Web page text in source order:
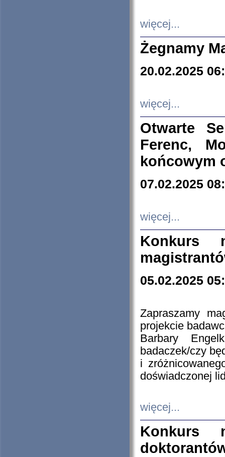
więcej...
Żegnamy
20.02.2025
więcej...
Otwarte
Ferenc,
końcowym
07.02.2025
więcej...
Konkurs
05.02.2025
Zapraszamy
projekcie
Barbary
badaczek/czy
i
doświadczonej
więcej...
Konkurs